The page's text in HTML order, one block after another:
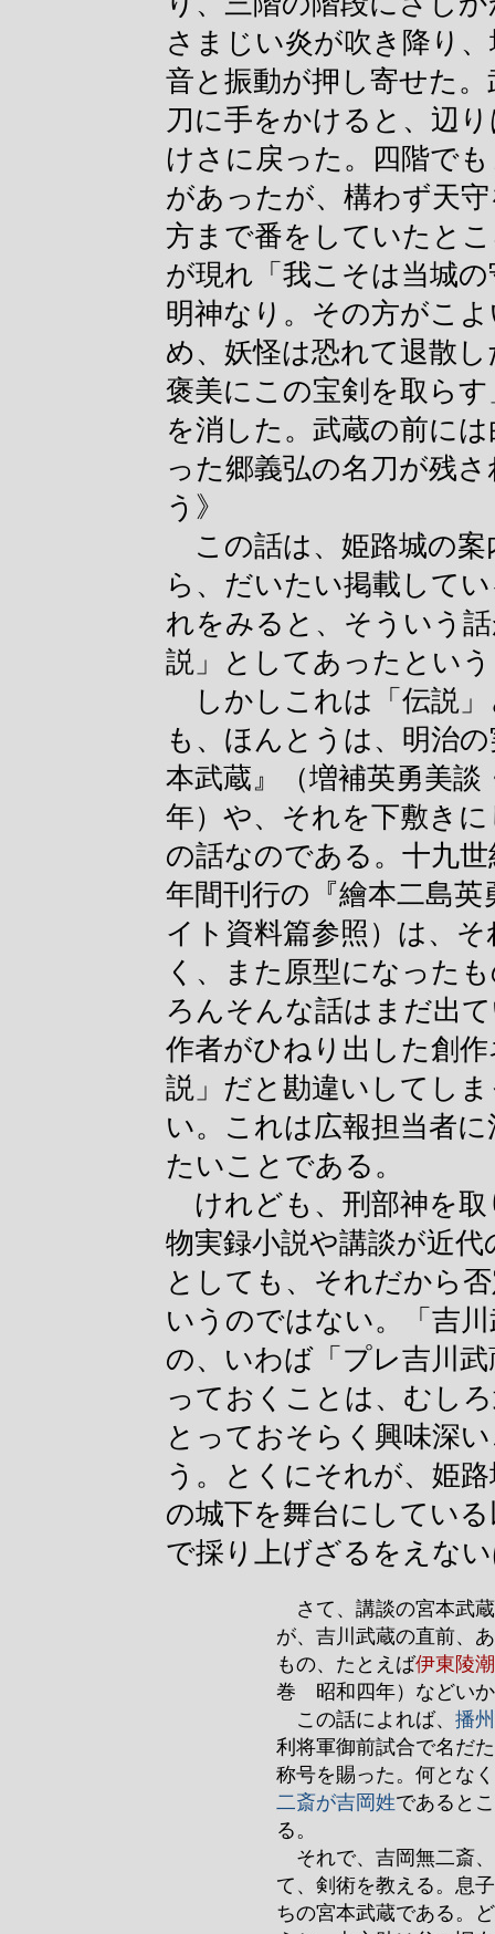
さまじい炎が吹き降り
音と振動が押し寄せた
刀に手をかけると、辺
けさに戻った。四階で
があったが、構わず天
方まで番をしていたと
が現れ「我こそは当城
明神なり。その方がこ
め、妖怪は恐れて退散
褒美にこの宝剣を取ら
を消した。武蔵の前に
った郷義弘の名刀が残
う》
この話は、姫路城の案
ら、だいたい掲載して
れをみると、そういう
説」としてあったとい
しかしこれは「伝説」
も、ほんとうは、明治
本武蔵』（増補英勇美談
年）や、それを下敷き
の話なのである。十九
年間刊行の『繪本二島英
イト資料篇参照）は、
く、また原型になった
ろんそんな話はまだ出
作者がひねり出した創
説」だと勘違いしてし
い。これは広報担当者
たいことである。
けれども、刑部神を取
物実録小説や講談が近
としても、それだから
いうのではない。「吉
の、いわば「プレ吉川
っておくことは、むし
とっておそらく興味深
う。とくにそれが、姫
の城下を舞台にしてい
で採り上げざるをえな
さて、講談の宮本武
が、吉川武蔵の直前、
もの、たとえば伊東陵潮
巻 昭和四年）などい
この話によれば、 播
利将軍御前試合で名だ
称号を賜った。何とな
二斎が吉岡姓であると
る。
それで、吉岡無二斎
て、剣術を教える。息
ちの宮本武蔵である。